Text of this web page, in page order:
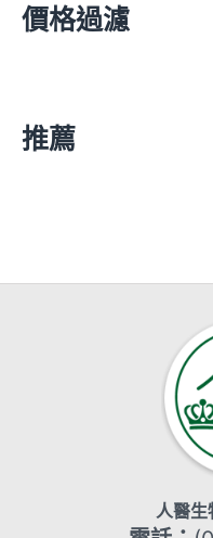
價格過濾
推薦
人醫生